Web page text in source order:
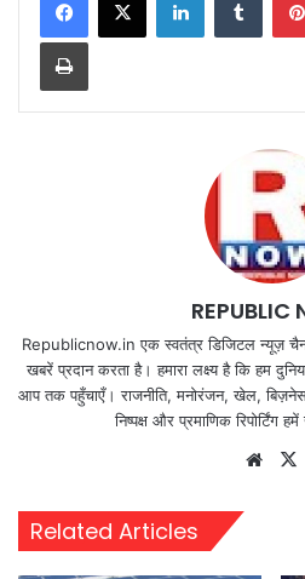
Print
REPUBLIC
Republicnow.in एक स्वतंत्र डिजिटल न्यूज़
खबरें प्रदान करता है। हमारा लक्ष्य है कि हम
आप तक पहुँचाएँ। राजनीति, मनोरंजन, खेल,
निष्पक्ष और प्रमाणिक रिपोर्टिंग
Related Articles